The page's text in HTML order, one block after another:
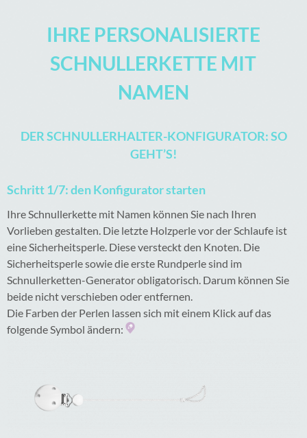
IHRE PERSONALISIERTE
SCHNULLERKETTE MIT
NAMEN
DER SCHNULLERHALTER-KONFIGURATOR: SO
GEHT’S!
Schritt 1/7: den Konfigurator starten
Ihre Schnullerkette mit Namen können Sie nach Ihren
Vorlieben gestalten. Die letzte Holzperle vor der Schlaufe ist
eine Sicherheitsperle. Diese versteckt den Knoten. Die
Sicherheitsperle sowie die erste Rundperle sind im
Schnullerketten-Generator obligatorisch. Darum können Sie
beide nicht verschieben oder entfernen.
Die Farben der Perlen lassen sich mit einem Klick auf das
folgende Symbol ändern: